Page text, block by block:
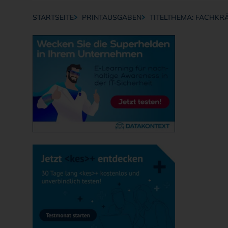
Breadcrumb-Navigation
STARTSEITE PRINTAUSGABEN TITELTHEMA: